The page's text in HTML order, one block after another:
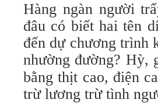
Hàng ngàn người
đâu có biết hai tên
đến dự chương trình
nhường đường?
bằng thịt cao, điện
trừ lương trừ tình